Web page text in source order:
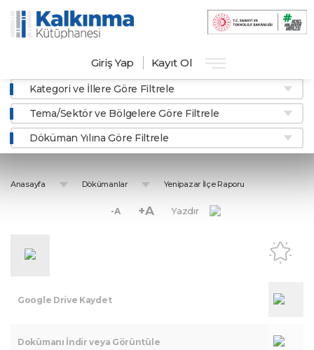
Giriş Yap Kayıt Ol
Kategori ve İllere Göre Filtrele
Tema/Sektör ve Bölgelere Göre Filtrele
Döküman Yılına Göre Filtrele
Anasayfa Dökümanlar Yenipazar İlçe Raporu
-A +A Yazdır
Google Drive Kaydet
Dokümanı İndir veya Görüntüle